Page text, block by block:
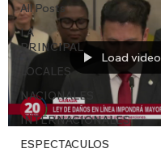
All Posts
LA
PRINCIPAL
LOCALES
NACIONALES
INTERNACIONALES
ESPECTACULOS
Load video